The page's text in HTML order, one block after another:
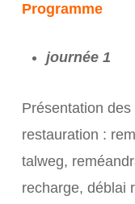
Programme
journée 1
Présentation
restauration :
talweg,
recharge, déblai